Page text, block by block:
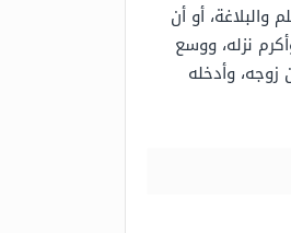
أو أن
نزله، ووسع
زوجه، وأدخله